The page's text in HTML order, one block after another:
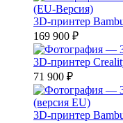
3D-принтер
169 900 ₽
3D-принтер
71 900 ₽
3D-принтер